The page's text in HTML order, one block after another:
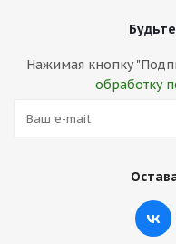
Нажимая кнопку
обработку